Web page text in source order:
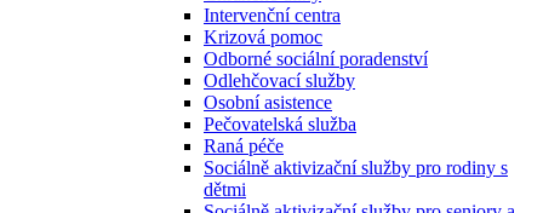
Intervenční centra
Krizová pomoc
Odborné sociální poradenství
Odlehčovací služby
Osobní asistence
Pečovatelská služba
Raná péče
Sociálně aktivizační služby pro rodiny s
dětmi